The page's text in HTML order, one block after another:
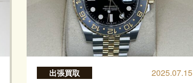
出張買取
2025.07.15